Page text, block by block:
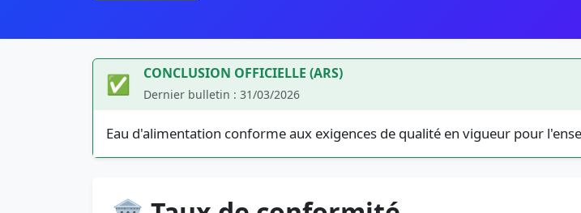
✅ CONCLUSION OFFICIELLE (ARS)
Dernier bulletin : 31/03/2026
Eau d'alimentation conforme aux exigences de qualité en vigueur pour